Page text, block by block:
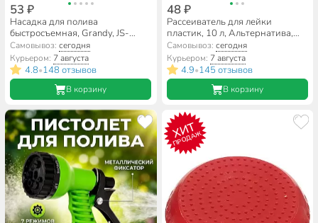
53 ₽
Насадка для полива
быстросъемная, Grandy, JS-
9330
Самовывоз:сегодня
Курьером: 7 августа
4.8•148 отзывов
В корзину
48 ₽
Рассеиватель для лейки
пластик, 10 л, Альтернатива,
М181, в ассортименте
Самовывоз: сегодня
Курьером: 7 августа
4.9•145 отзывов
В корзину
ХИТ
ПРОДАЖ